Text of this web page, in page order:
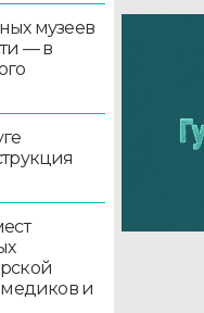
музеев
— в
медиков и